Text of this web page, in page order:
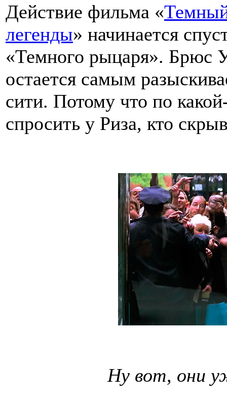
Действие фильма «
легенды» начинается
«Темного рыцаря». Брюс
остается самым
сити. Потому что по
спросить у Риза, кто
Ну вот, они